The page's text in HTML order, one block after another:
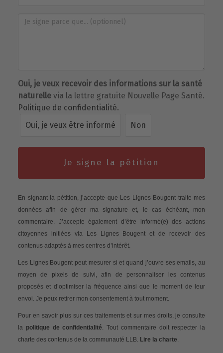
Oui, je veux recevoir des informations sur la santé
naturelle via la lettre gratuite Nouvelle Page Santé.
Politique de confidentialité.
Oui, je veux être informé
Non
Je signe la pétition
En signant la pétition, j’accepte que Les Lignes Bougent traite mes
données afin de gérer ma signature et, le cas échéant, mon
commentaire. J’accepte également d’être informé(e) des actions
citoyennes initiées via Les Lignes Bougent et de recevoir des
contenus adaptés à mes centres d’intérêt.
Les Lignes Bougent peut mesurer si et quand j’ouvre ses emails, au
moyen de pixels de suivi, afin de personnaliser les contenus
proposés et d’optimiser la fréquence ainsi que le moment de leur
envoi. Je peux retirer mon consentement à tout moment.
Pour en savoir plus sur ces traitements et sur mes droits, je consulte
la politique de confidentialité . Tout commentaire doit respecter la
charte des contenus de la communauté LLB. Lire la charte